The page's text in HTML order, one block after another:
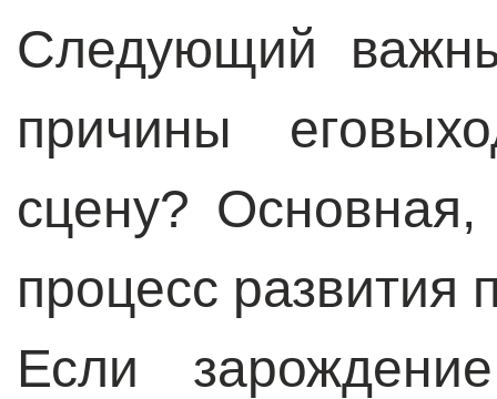
Следующий
причины
сцену?
процесс развития
Если